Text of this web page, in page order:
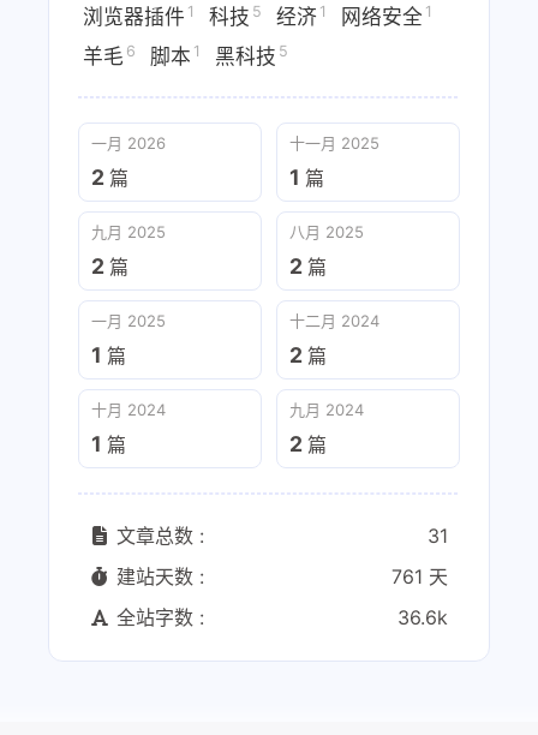
浏览器插件 1 科技 5 经济 1 网络安全 1
羊毛 6 脚本 1 黑科技 5
一月 2026
2 篇
十一月 2025
1 篇
九月 2025
2 篇
八月 2025
2 篇
一月 2025
1 篇
十二月 2024
2 篇
十月 2024
1 篇
九月 2024
2 篇
文章总数 :
31
建站天数 :
761 天
全站字数 :
36.6k